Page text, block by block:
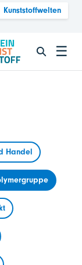
Kunststoffwelten
☰
Handel